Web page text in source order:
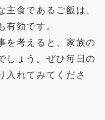
主食であるご飯は、
有効です。
を考えると、家族の
しょう。ぜひ毎日の
入れてみてくださ